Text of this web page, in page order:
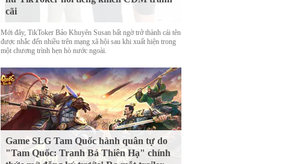
cãi
Mới đây, TikToker Bảo Khuyên Susan bất ngờ trở thành cái tên
được nhắc đến nhiều trên mạng xã hội sau khi xuất hiện trong
một chương trình hẹn hò nước ngoài.
Game SLG Tam Quốc hành quân tự do
"Tam Quốc: Tranh Bá Thiên Hạ" chính